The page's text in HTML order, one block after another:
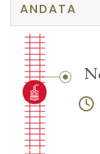
ANDATA